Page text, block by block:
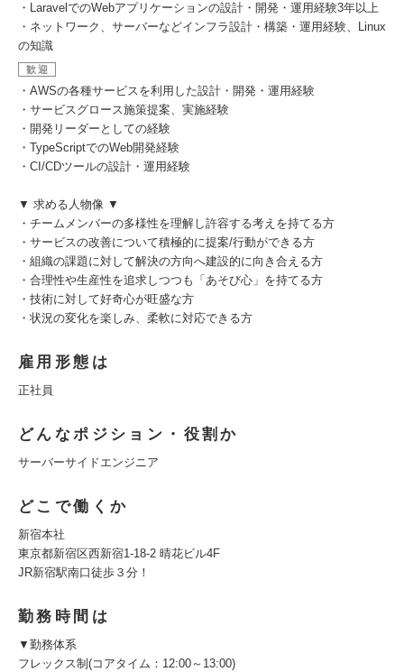
・LaravelでのWebアプリケーションの設計・開発・運用経験3年以上
・ネットワーク、サーバーなどインフラ設計・構築・運用経験、Linux
の知識
歓迎
・AWSの各種サービスを利用した設計・開発・運用経験
・サービスグロース施策提案、実施経験
・開発リーダーとしての経験
・TypeScriptでのWeb開発経験
・CI/CDツールの設計・運用経験
▼ 求める人物像 ▼
・チームメンバーの多様性を理解し許容する考えを持てる方
・サービスの改善について積極的に提案/行動ができる方
・組織の課題に対して解決の方向へ建設的に向き合える方
・合理性や生産性を追求しつつも「あそび心」を持てる方
・技術に対して好奇心が旺盛な方
・状況の変化を楽しみ、柔軟に対応できる方
雇用形態は
正社員
どんなポジション・役割か
サーバーサイドエンジニア
どこで働くか
新宿本社
東京都新宿区西新宿1-18-2 晴花ビル4F
JR新宿駅南口徒歩３分！
勤務時間は
▼勤務体系
フレックス制(コアタイム：12:00～13:00)